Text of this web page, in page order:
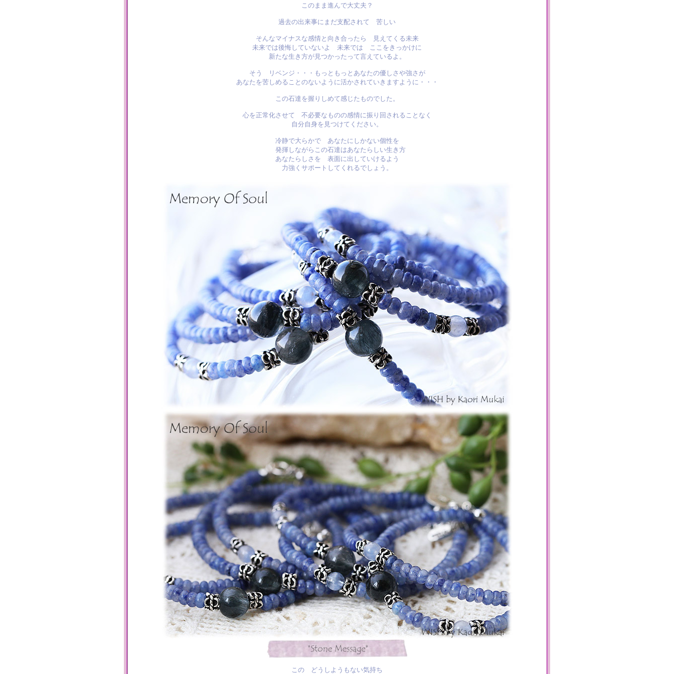
このまま進んで大丈夫？
過去の出来事にまだ支配されて 苦しい
そんなマイナスな感情と向き合ったら 見えてくる未来
未来では後悔していないよ 未来では ここをきっかけに
新たな生き方が見つかったって言えているよ。
そう リベンジ・・・もっともっとあなたの優しさや強さが
あなたを苦しめることのないように活かされていきますように・・・
この石達を握りしめて感じたものでした。
心を正常化させて 不必要なものの感情に振り回されることなく
自分自身を見つけてください。
冷静で大らかで あなたにしかない個性を
発揮しながらこの石達はあなたらしい生き方
あなたらしさを 表面に出していけるよう
力強くサポートしてくれるでしょう。
この どうしようもない気持ち